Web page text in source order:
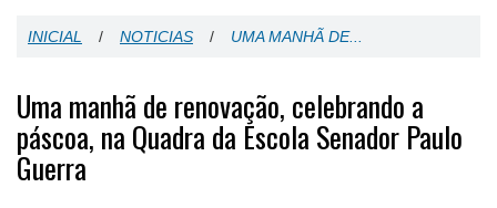
INICIAL / NOTICIAS / UMA MANHÃ DE...
Uma manhã de renovação, celebrando a
páscoa, na Quadra da Escola Senador Paulo
Guerra